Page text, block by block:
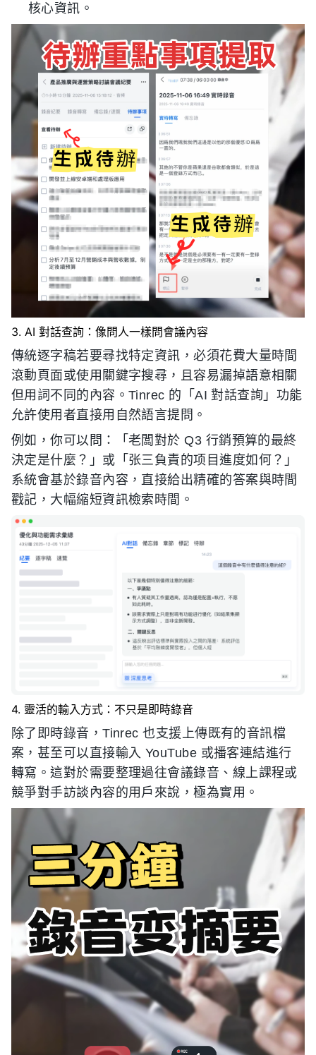
核心資訊。
3. AI 對話查詢：像問人一樣問會議內容
傳統逐字稿若要尋找特定資訊，必須花費大量時間
滾動頁面或使用關鍵字搜尋，且容易漏掉語意相關
但用詞不同的內容。Tinrec 的「AI 對話查詢」功能
允許使用者直接用自然語言提問。
例如，你可以問：「老闆對於 Q3 行銷預算的最終
決定是什麼？」或「张三負責的项目進度如何？」
系統會基於錄音內容，直接給出精確的答案與時間
戳記，大幅縮短資訊檢索時間。
4. 靈活的輸入方式：不只是即時錄音
除了即時錄音，Tinrec 也支援上傳既有的音訊檔
案，甚至可以直接輸入 YouTube 或播客連結進行
轉寫。這對於需要整理過往會議錄音、線上課程或
競爭對手訪談內容的用戶來說，極為實用。